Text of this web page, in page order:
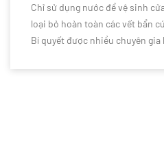
Chỉ sử dụng nước để vệ sinh
loại bỏ hoàn toàn các vết bẩn
Bí quyết được nhiều chuyên gia